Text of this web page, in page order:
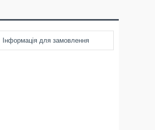
Інформація для замовлення